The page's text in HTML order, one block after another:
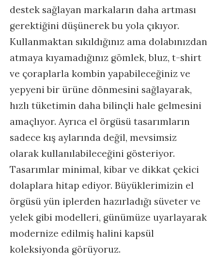
destek sağlayan markaların daha artması
gerektiğini düşünerek bu yola çıkıyor.
Kullanmaktan sıkıldığınız ama dolabınızdan
atmaya kıyamadığınız gömlek, bluz, t-shirt
ve çoraplarla kombin yapabileceğiniz ve
yepyeni bir ürüne dönmesini sağlayarak,
hızlı tüketimin daha bilinçli hale gelmesini
amaçlıyor. Ayrıca el örgüsü tasarımların
sadece kış aylarında değil, mevsimsiz
olarak kullanılabileceğini gösteriyor.
Tasarımlar minimal, kibar ve dikkat çekici
dolaplara hitap ediyor. Büyüklerimizin el
örgüsü yün iplerden hazırladığı süveter ve
yelek gibi modelleri, günümüze uyarlayarak
modernize edilmiş halini kapsül
koleksiyonda görüyoruz.